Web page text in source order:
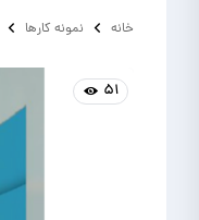
خانه نمونه کارها
۵۱